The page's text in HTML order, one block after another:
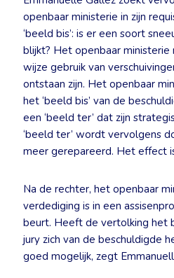
openbaar ministerie in zijn
‘beeld bis’: is er een soort
blijkt? Het openbaar
wijze gebruik van
ontstaan zijn. Het openbaar
het ‘beeld bis’ van de
een ‘beeld ter’ dat zijn
‘beeld ter’ wordt vervolgens
meer gerepareerd. Het effect
Na de rechter, het openbaar
verdediging is in een
beurt. Heeft de vertolking het
jury zich van de beschuldigde
goed mogelijk, zegt